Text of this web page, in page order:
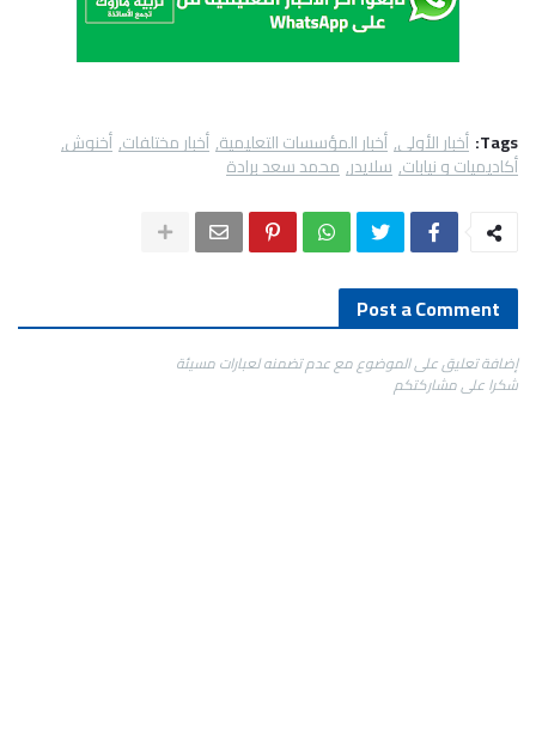
Tags: أخبار الأولى أخبار المؤسسات التعليمية أخبار مختلفات أخنوش
أكاديميات و نيابات سلايدر محمد سعد برادة
Post a Comment
إضافة تعليق على الموضوع مع عدم تضمنه لعبارات مسيئة
شكرا على مشاركتكم